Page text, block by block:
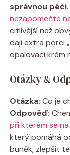
správnou péči
nezapomeňte
citlivější než
dají extra porci
opalovací krém
Otázky &
Otázka: Co je
Odpověď:
při kterém se
který pomáhá
buněk, zlepšit